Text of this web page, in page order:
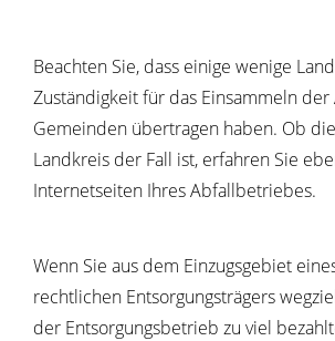
Beachten Sie, dass einige wenige
Zuständigkeit für das Einsammeln
Gemeinden übertragen haben. Ob
Landkreis der Fall ist, erfahren Sie
Internetseiten Ihres Abfallbetriebes.
Wenn Sie aus dem Einzugsgebiet
rechtlichen Entsorgungsträgers
der Entsorgungsbetrieb zu viel